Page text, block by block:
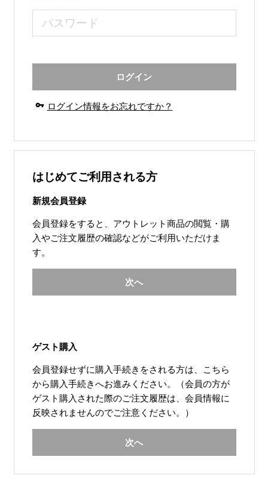
ログイン
vpn_key ログイン情報をお忘れですか？
はじめてご利用される方
新規会員登録
会員登録をすると、アウトレット商品の閲覧・購
入やご注文履歴の確認などがご利用いただけま
す。
次へ
ゲスト購入
会員登録せずに購入手続きをされる方は、こちら
から購入手続きへお進みください。（会員の方が
ゲスト購入された際のご注文履歴は、会員情報に
反映されませんのでご注意ください。）
次へ